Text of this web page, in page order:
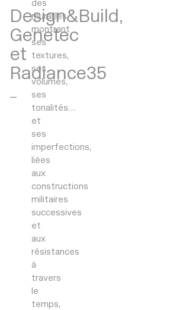
Design&Build,
Genetec
et
Radiance35
des
murailles,
montrant
ses
textures,
ses
volumes,
ses
tonalités…
et
ses
imperfections,
liées
aux
constructions
militaires
successives
et
aux
résistances
à
travers
le
temps,